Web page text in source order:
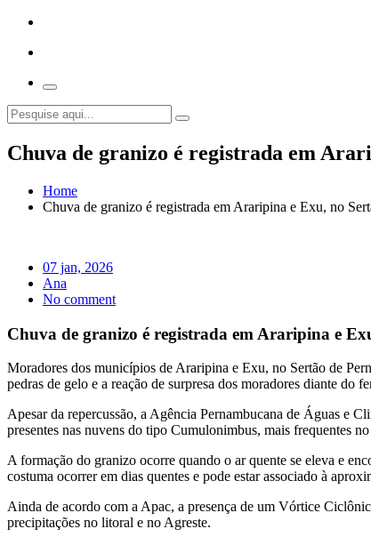
Chuva de granizo é registrada em
Home
Chuva de granizo é registrada em Araripina e Exu, no
07 jan, 2026
Ana
No comment
Chuva de granizo é registrada em Araripina e
Moradores dos municípios de Araripina e Exu, no Sertão de
pedras de gelo e a reação de surpresa dos moradores diante do
Apesar da repercussão, a Agência Pernambucana de Águas e
presentes nas nuvens do tipo Cumulonimbus, mais frequentes no
A formação do granizo ocorre quando o ar quente se eleva e
costuma ocorrer em dias quentes e pode estar associado à
Ainda de acordo com a Apac, a presença de um Vórtice
precipitações no litoral e no Agreste.